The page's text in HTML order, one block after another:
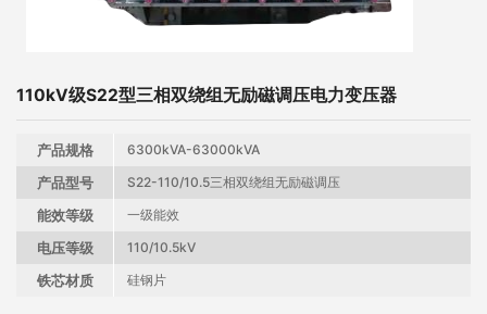
110kV级S22型三相双绕组无励磁调压电力变压器
产品规格 6300kVA-63000kVA
产品型号 S22-110/10.5三相双绕组无励磁调压
能效等级 一级能效
电压等级 110/10.5kV
铁芯材质 硅钢片